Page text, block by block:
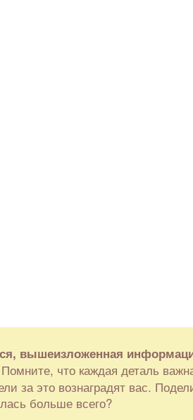
вышеизложенная
Помните, что каждая деталь
за это вознаградят вас.
больше всего?